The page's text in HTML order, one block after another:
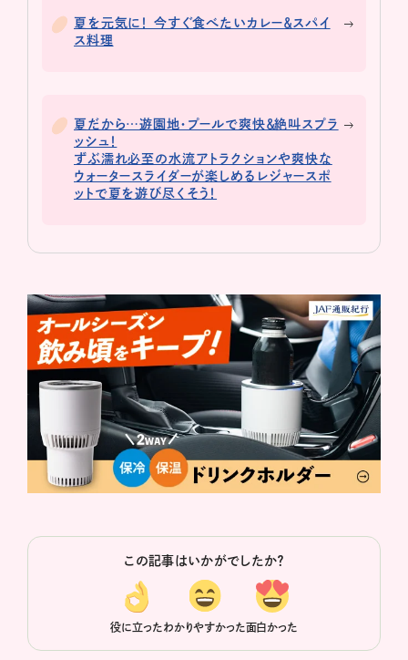
夏を元気に！ 今すぐ食べたいカレー＆スパイ
ス料理
夏だから…遊園地・プールで爽快＆絶叫スプラ
ッシュ！
ずぶ濡れ必至の水流アトラクションや爽快な
ウォータースライダーが楽しめるレジャースポ
ットで夏を遊び尽くそう！
この記事はいかがでしたか？
役に立ったわかりやすかった面白かった